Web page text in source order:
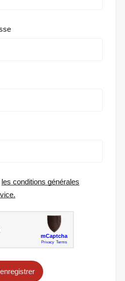
les conditions générales